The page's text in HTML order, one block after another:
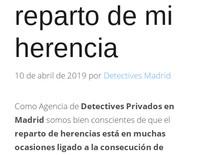
reparto de mi
herencia
10 de abril de 2019 por Detectives Madrid
Como Agencia de Detectives Privados en
Madrid somos bien conscientes de que el
reparto de herencias está en muchas
ocasiones ligado a la consecución de